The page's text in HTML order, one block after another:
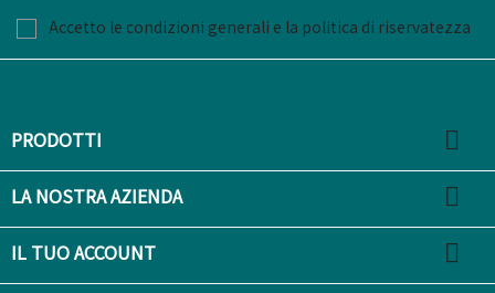
Accetto le condizioni generali e la politica di riservatezza
PRODOTTI 
LA NOSTRA AZIENDA 
IL TUO ACCOUNT 